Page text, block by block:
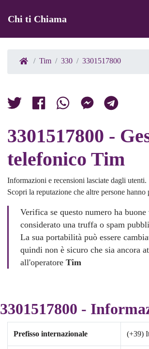
Chi ti Chiama
Tim 330 3301517800
3301517800 -
telefonico Tim
Informazioni e recensioni lasciate dagli utenti.
Scopri la reputazione che altre persone hanno
Verifica se questo numero ha
considerato una truffa o spam
La sua portabilità può essere
quindi non è sicuro che sia ancora
all'operatoreTim
3301517800 -
Prefisso internazionale (+39)